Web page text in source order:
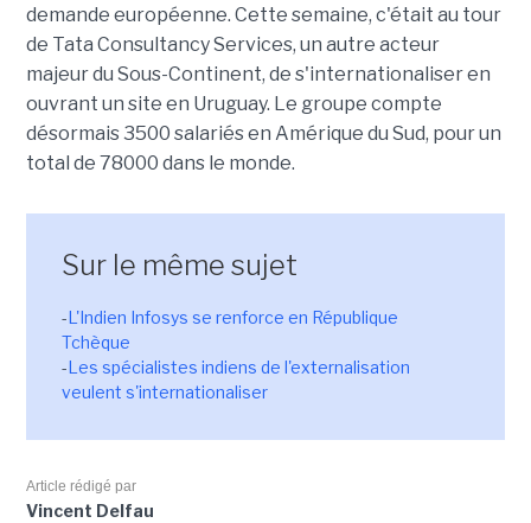
demande européenne. Cette semaine, c'était au tour
de Tata Consultancy Services, un autre acteur
majeur du Sous-Continent, de s'internationaliser en
ouvrant un site en Uruguay. Le groupe compte
désormais 3500 salariés en Amérique du Sud, pour un
total de 78000 dans le monde.
Sur le même sujet
-L'Indien Infosys se renforce en République
Tchèque
-Les spécialistes indiens de l'externalisation
veulent s'internationaliser
Article rédigé par
Vincent Delfau